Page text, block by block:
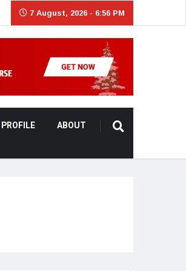
7 August, 2026 - 6:56 PM
PROFILE ABOUT